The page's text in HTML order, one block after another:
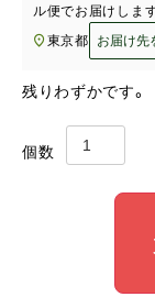
ル便でお届けします
東京都
お届け先
残りわずかです。